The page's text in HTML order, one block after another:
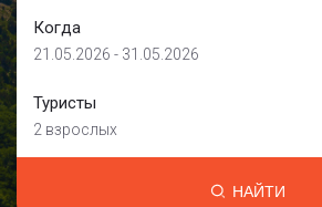
Когда
21.05.2026 - 31.05.2026
Туристы
2 взрослых
НАЙТИ